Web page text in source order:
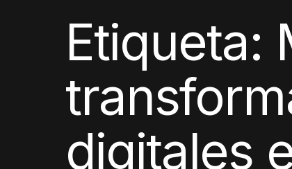
Etiqueta:
digitales